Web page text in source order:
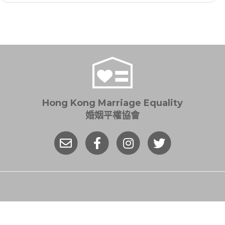
Hong Kong Marriage Equality
婚姻平權協會